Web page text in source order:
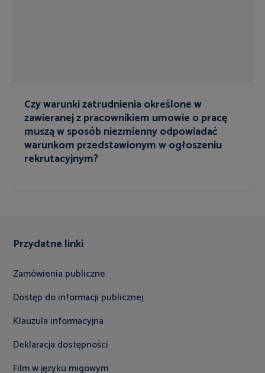
Czy warunki zatrudnienia określone w
zawieranej z pracownikiem umowie o pracę
muszą w sposób niezmienny odpowiadać
warunkom przedstawionym w ogłoszeniu
rekrutacyjnym?
Przydatne linki
Zamówienia publiczne
Dostęp do informacji publicznej
Klauzula informacyjna
Deklaracja dostępności
Film w języku migowym